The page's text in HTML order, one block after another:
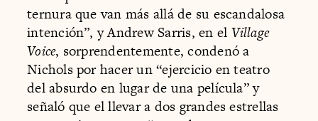
ternura que van más allá de su escandalosa
intención”, y Andrew Sarris, en el Village
Voice, sorprendentemente, condenó a
Nichols por hacer un “ejercicio en teatro
del absurdo en lugar de una película” y
señaló que el llevar a dos grandes estrellas